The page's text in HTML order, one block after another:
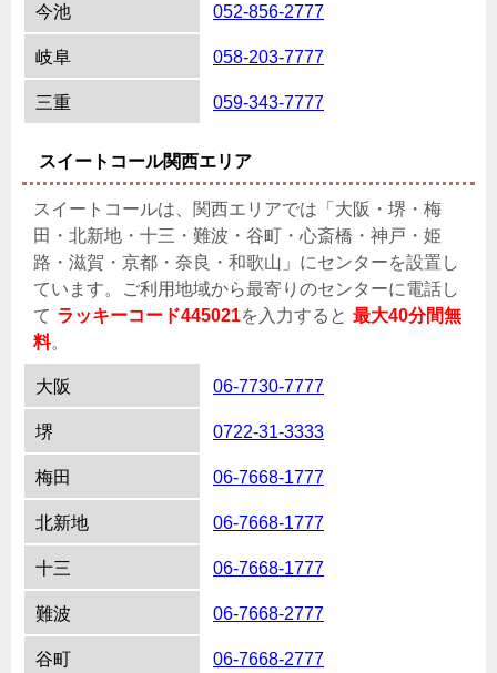
今池 052-856-2777
岐阜 058-203-7777
三重 059-343-7777
スイートコール関西エリア
スイートコールは、関西エリアでは「大阪・堺・梅
田・北新地・十三・難波・谷町・心斎橋・神戸・姫
路・滋賀・京都・奈良・和歌山」にセンターを設置し
ています。ご利用地域から最寄りのセンターに電話し
て ラッキーコード445021を入力すると 最大40分間無
料。
大阪 06-7730-7777
堺 0722-31-3333
梅田 06-7668-1777
北新地 06-7668-1777
十三 06-7668-1777
難波 06-7668-2777
谷町 06-7668-2777